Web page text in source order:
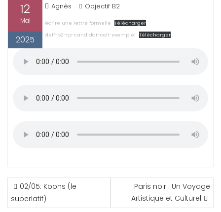
12
Mai
2025
Agnès Objectif B2
écrire une lettre formelle
Télécharger
delf-b2-tp-candidat-coll-exemple1
Télécharger
NAVIGATION
DE
L’ARTICLE
02/05: Koons (le
superlatif)
Paris noir : Un Voyage
Artistique et Culturel